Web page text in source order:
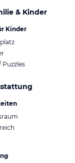
& Kinder
Kinder
Puzzles